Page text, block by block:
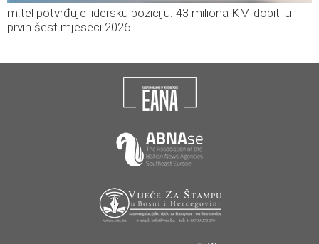
m:tel potvrđuje lidersku poziciju: 43 miliona KM dobiti u
prvih šest mjeseci 2026.